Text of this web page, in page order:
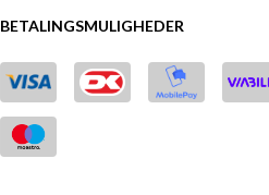
BETALINGSMULIGHEDER